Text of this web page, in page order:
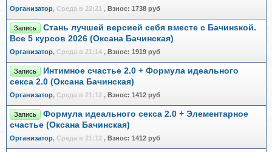
Организатор, Среда в 22:21 , Взнос: 1738 руб
Запись
Стань лучшей версией себя вместе с Бачинsкой.
Все 5 курсов 2026 (Оксана Бачинская)
Организатор, Среда в 21:14 , Взнос: 1919 руб
Запись
Интимное счастье 2.0 + Формула идеального
секса 2.0 (Оксана Бачинская)
Организатор, Среда в 21:12 , Взнос: 1412 руб
Запись
Формула идеального секса 2.0 + Элементарное
счастье (Оксана Бачинская)
Организатор, Среда в 21:12 , Взнос: 1412 руб